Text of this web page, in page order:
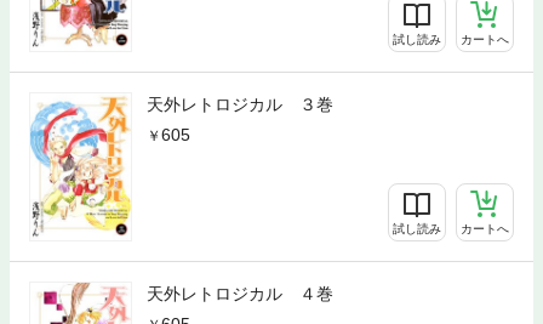
試し読み カートへ
天外レトロジカル ３巻
605
試し読み カートへ
天外レトロジカル ４巻